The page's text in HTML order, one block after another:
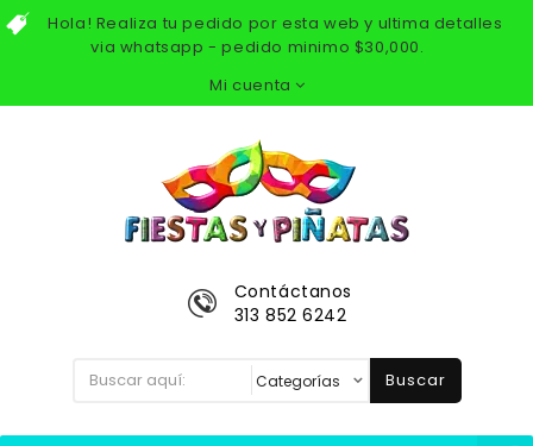
Hola! Realiza tu pedido por esta web y ultima detalles
via whatsapp - pedido minimo $30,000.
Mi cuenta
Contáctanos
313 852 6242
Buscar